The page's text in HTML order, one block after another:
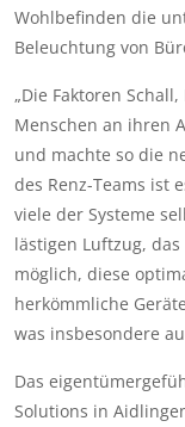
Wohlbefinden die
Beleuchtung von
„Die Faktoren
Menschen an ihren
und machte so die
des Renz-Teams ist
viele der Systeme
lästigen Luftzug,
möglich, diese
herkömmliche
was insbesondere
Das
Solutions in